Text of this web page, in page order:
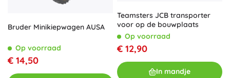
Bruder Minikiepwagen AUSA
Op voorraad
€ 14,50
Teamsters JCB transporter
voor op de bouwplaats
Op voorraad
€ 12,90
In mandje